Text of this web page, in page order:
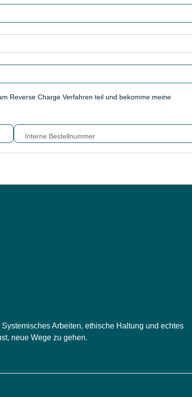
Reverse Charge Verfahren teil und bekomme meine
Interne Bestellnummer
Arbeiten, ethische Haltung und echtes
neue Wege zu gehen.